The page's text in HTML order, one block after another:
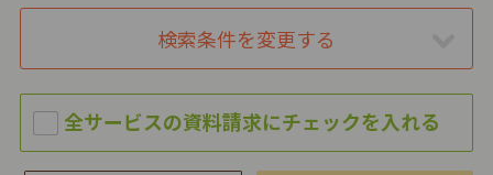
検索条件を変更する